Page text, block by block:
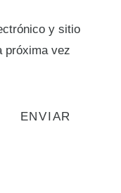
y sitio
próxima vez